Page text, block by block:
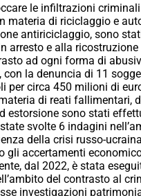
le infiltrazioni criminali
materia di riciclaggio e
antiriciclaggio, sono st
arresto e alla
ad ogni forma di
la denuncia di 11
circa 450 milioni di
di reati fallimentari,
estorsione sono stati
svolte 6 indagini
della crisi russo-
gli accertamenti
dal 2022, è stata
del contrasto al
investigazioni